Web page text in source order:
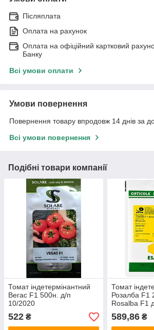
Післяплата
Оплата на рахунок
Оплата на офіційний картковий
Банку
Всі умови оплати
Умови повернення
Повернення товару впродовж 14 днів за
Всі умови повернення
Подібні товари компанії
Томат індетермінантний
Вегас F1 500н. д/п
10/2020
522 ₴
Томат
Розалба F1
Rosalba F1
589,86₴